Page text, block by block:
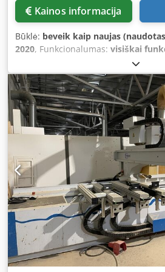
keitimas Siurblys, skirtas apdirbamo
Staklė parduodama ir tiekiama
nuotraukų dokumentacija ir
dokumentais, turinčiais aprašomąjį
teisę patikrinti prekę prieš ją
už staklės montavimą, tvirtinimą ir
vietoje. Išorinė nuoroda: 6487
Kainos informacija
Būklė: beveik kaip naujas
2020, Funkcionalumas: visiškai
präsentieren ein vollautomatisches
Schneidsystem mit integriertem
roboterunterstütztem Handling und
Hochgeschwindigkeits-
entwickelt für industrielle
POWERCUT LF1530 Faserlaser-
(Vollautomatische Linie) Modell:
Hersteller: KIMLA Baujahr: 2020
zertifiziert Steuerung: Vollständige
Technische Daten Installationslänge
Installationsbreite 7.200 mm
Nennformat Blech (X-Achse) 3.000
(Y-Achse) 1.500 mm Schneidbereich
Schneidbereich Y-Achse 1.550 mm
120 mm Max.
m/min Max. Verfahrgeschwindigkeit
m/min Max. Verfahrgeschwindigkeit